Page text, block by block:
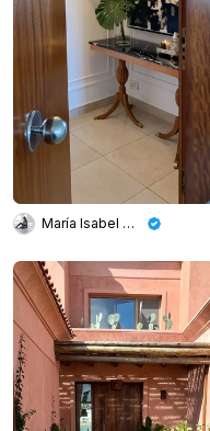
María Isabel Wetzel